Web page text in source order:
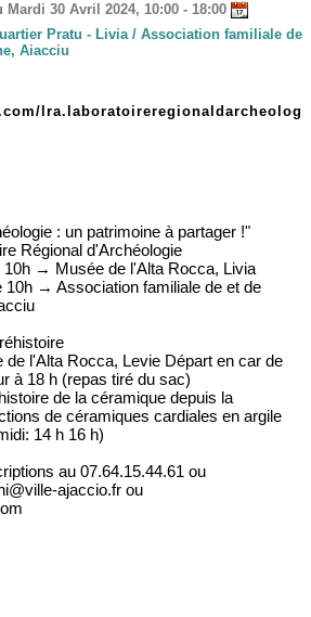
30 Avril 2024, 10:00 - 18:00
Pratu - Livia / Association familiale de
Aiacciu
lra.laboratoireregionaldarcheolog
: un patrimoine à partager !"
Régional d'Archéologie
10h → Musée de l'Alta Rocca, Livia
10h → Association familiale de et de
de l'Alta Rocca, Levie Départ en car de
à 18 h (repas tiré du sac)
de la céramique depuis la
de céramiques cardiales en argile
14 h 16 h)
au 07.64.15.44.61 ou
ajaccio.fr ou